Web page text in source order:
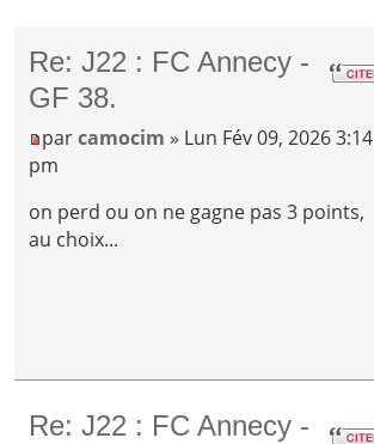
Re: J22 : FC Annecy -
GF 38.
parcamocim » Lun Fév 09, 2026 3:14
pm
on perd ou on ne gagne pas 3 points,
au choix...
Re: J22 : FC Annecy -